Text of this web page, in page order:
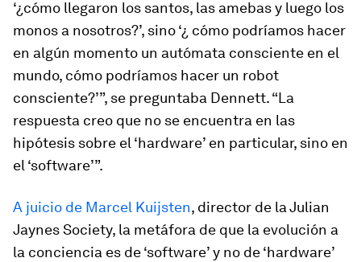
‘¿cómo llegaron los santos, las amebas y luego los
monos a nosotros?’, sino ‘¿ cómo podríamos hacer
en algún momento un autómata consciente en el
mundo, cómo podríamos hacer un robot
consciente?’”, se preguntaba Dennett. “La
respuesta creo que no se encuentra en las
hipótesis sobre el ‘hardware’ en particular, sino en
el ‘software’”.
A juicio de Marcel Kuijsten, director de la Julian
Jaynes Society, la metáfora de que la evolución a
la conciencia es de ‘software’ y no de ‘hardware’